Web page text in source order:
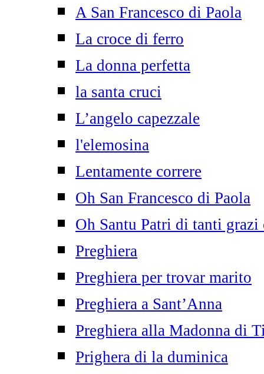
A San Francesco di Paola
La croce di ferro
La donna perfetta
la santa cruci
L’angelo capezzale
l'elemosina
Lentamente correre
Oh San Francesco di Paola
Oh Santu Patri di tanti grazi
Preghiera
Preghiera per trovar marito
Preghiera a Sant’Anna
Preghiera alla Madonna di
Prighera di la duminica